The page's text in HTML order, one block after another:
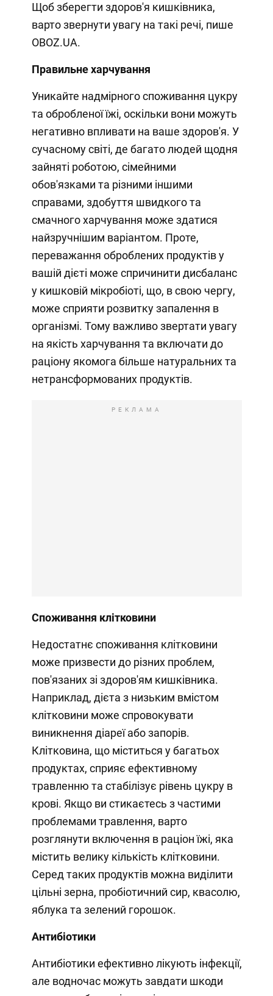
Щоб зберегти здоров'я кишківника,
варто звернути увагу на такі речі, пише
OBOZ.UA.
Правильне харчування
Уникайте надмірного споживання цукру
та обробленої їжі, оскільки вони можуть
негативно впливати на ваше здоров'я. У
сучасному світі, де багато людей щодня
зайняті роботою, сімейними
обов'язками та різними іншими
справами, здобуття швидкого та
смачного харчування може здатися
найзручнішим варіантом. Проте,
переважання оброблених продуктів у
вашій дієті може спричинити дисбаланс
у кишковій мікробіоті, що, в свою чергу,
може сприяти розвитку запалення в
організмі. Тому важливо звертати увагу
на якість харчування та включати до
раціону якомога більше натуральних та
нетрансформованих продуктів.
РЕКЛАМА
Споживання клітковини
Недостатнє споживання клітковини
може призвести до різних проблем,
пов'язаних зі здоров'ям кишківника.
Наприклад, дієта з низьким вмістом
клітковини може спровокувати
виникнення діареї або запорів.
Клітковина, що міститься у багатьох
продуктах, сприяє ефективному
травленню та стабілізує рівень цукру в
крові. Якщо ви стикаєтесь з частими
проблемами травлення, варто
розглянути включення в раціон їжі, яка
містить велику кількість клітковини.
Серед таких продуктів можна виділити
цільні зерна, пробіотичний сир, квасолю,
яблука та зелений горошок.
Антибіотики
Антибіотики ефективно лікують інфекції,
але водночас можуть завдати шкоди